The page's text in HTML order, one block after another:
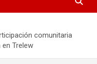
comunitaria
en Trelew